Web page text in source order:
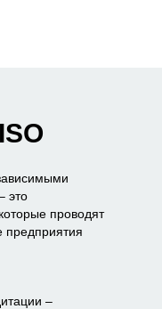
это
проводят
предприятия
–